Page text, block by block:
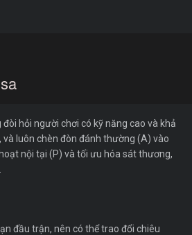
hỏi người chơi có kỹ năng cao và khả
luôn chèn đòn đánh thường (A) vào
nội tại (P) và tối ưu hóa sát thương,
đầu trận, nên có thể trao đổi chiêu